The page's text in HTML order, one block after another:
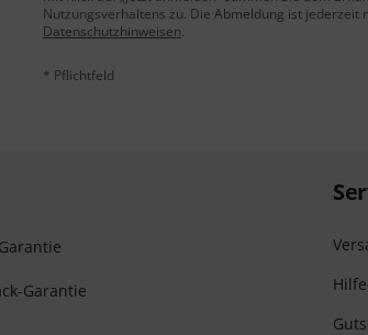
Nutzungsverhaltens zu. Die Abmeldung ist
Datenschutzhinweisen.
* Pflichtfeld
Garantie